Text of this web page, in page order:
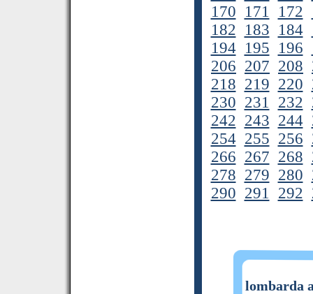
170 171 172
182 183 184
194 195 196
206 207 208
218 219 220
230 231 232
242 243 244
254 255 256
266 267 268
278 279 280
290 291 292
lombarda